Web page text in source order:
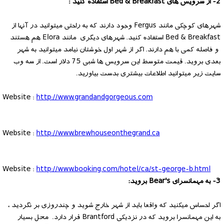
شهرهای کوچکی مانند Fergus وجود دارند که به راحتی میتوانید در آنها از
Bed & Breakfast استفاده کنید. شهرهای دیگری مانند Elora هم هستند
و فاصله کمی با هم دارند. اگر از شهر اول خوشتان نیامد میتوانید به شهر
بعدی بروید. قیمت متوسط این سرویس ها شبی 75 دلار است. از سه وب
سایت زیر میتوانید اطلاعات بیشتری بدست بیاورید.
Website :http://www.grandandgorgeous.com
Website :http://www.brewhouseonthegrand.ca
Website :http://www.booking.com/hotel/ca/st-george-b.html
3- به مهمانسرای Bear's بروید:
اگر احساس میکنید که واقعا باید از شهر خارج شوید و چندروزی بر نگردید ،
به این مهمانسرا بروید که در نزدیکی Brantford قرار دارد. محل بسیار